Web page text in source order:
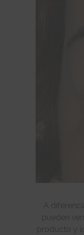
A
pueden
producto y